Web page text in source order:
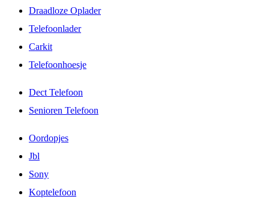
Draadloze Oplader
Telefoonlader
Carkit
Telefoonhoesje
Dect Telefoon
Senioren Telefoon
Oordopjes
Jbl
Sony
Koptelefoon